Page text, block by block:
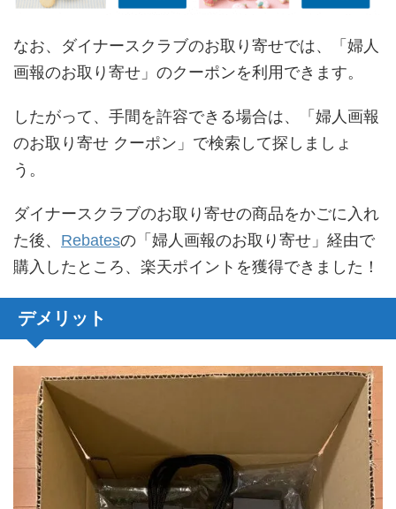
なお、ダイナースクラブのお取り寄せでは、「婦人
画報のお取り寄せ」のクーポンを利用できます。
したがって、手間を許容できる場合は、「婦人画報
のお取り寄せ クーポン」で検索して探しましょ
う。
ダイナースクラブのお取り寄せの商品をかごに入れ
た後、 Rebatesの「婦人画報のお取り寄せ」経由で
購入したところ、楽天ポイントを獲得できました！
デメリット